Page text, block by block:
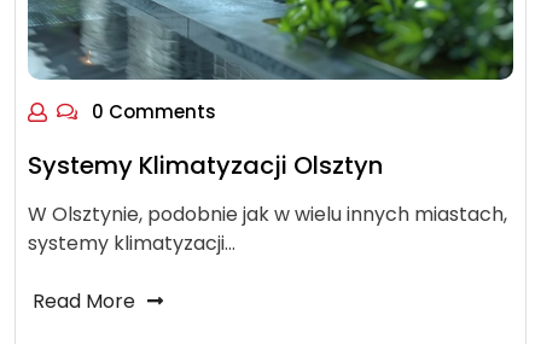
0 Comments
Systemy Klimatyzacji Olsztyn
W Olsztynie, podobnie jak w wielu innych miastach,
systemy klimatyzacji…
Read More